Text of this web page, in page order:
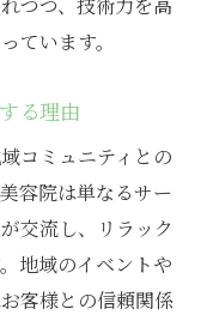
つつ、技術力を高
ています。
る理由
コミュニティとの
容院は単なるサー
交流し、リラック
地域のイベントや
客様との信頼関係